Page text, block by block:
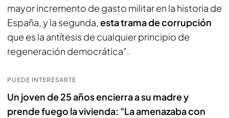
mayor incremento de gasto militar en la historia de
España, y la segunda, esta trama de corrupción
que es la antítesis de cualquier principio de
regeneración democrática".
PUEDE INTERESARTE
Un joven de 25 años encierra a su madre y
prende fuego la vivienda: "La amenazaba con